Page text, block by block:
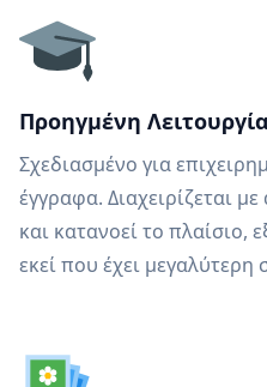
Προηγμένη
Σχεδιασμένο για
έγγραφα. Διαχειρίζεται
και κατανοεί το πλαίσιο,
εκεί που έχει μεγαλύτερη